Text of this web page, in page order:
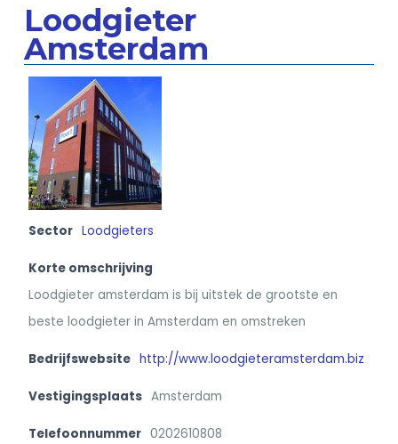
Loodgieter
Amsterdam
Sector Loodgieters
Korte omschrijving
Loodgieter amsterdam is bij uitstek de grootste en
beste loodgieter in Amsterdam en omstreken
Bedrijfswebsite http://www.loodgieteramsterdam.biz
Vestigingsplaats Amsterdam
Telefoonnummer 0202610808